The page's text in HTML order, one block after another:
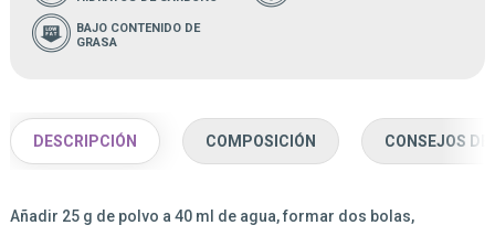
BAJO CONTENIDO DE
GRASA
DESCRIPCIÓN COMPOSICIÓN CONSEJOS DE
Añadir 25 g de polvo a 40 ml de agua, formar dos bolas,